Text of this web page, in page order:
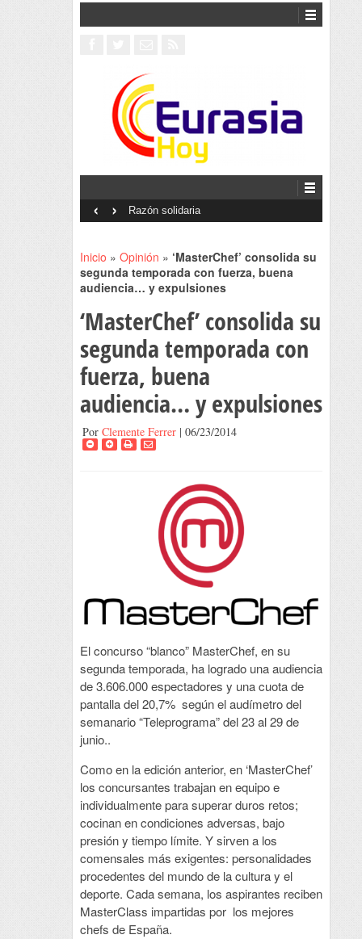
Interventionism estatal
‹ ›
Inicio » Opinión » ‘MasterChef’ consolida su
segunda temporada con fuerza, buena
audiencia… y expulsiones
‘MasterChef’ consolida su
segunda temporada con
fuerza, buena
audiencia… y expulsiones
Por Clemente Ferrer| 06/23/2014
El concurso “blanco” MasterChef, en su
segunda temporada, ha logrado una audiencia
de 3.606.000 espectadores y una cuota de
pantalla del 20,7% según el audímetro del
semanario “Teleprograma” del 23 al 29 de
junio..
Como en la edición anterior, en ‘MasterChef’
los concursantes trabajan en equipo e
individualmente para superar duros retos;
cocinan en condiciones adversas, bajo
presión y tiempo límite. Y sirven a los
comensales más exigentes: personalidades
procedentes del mundo de la cultura y el
deporte. Cada semana, los aspirantes reciben
MasterClass impartidas por los mejores
chefs de España.